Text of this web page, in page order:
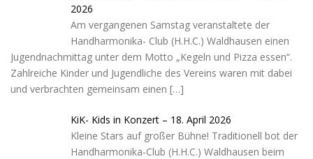
2026
Am vergangenen Samstag veranstaltete der
Handharmonika- Club (H.H.C.) Waldhausen einen
Jugendnachmittag unter dem Motto „Kegeln und Pizza essen“.
Zahlreiche Kinder und Jugendliche des Vereins waren mit dabei
und verbrachten gemeinsam einen […]
KiK- Kids in Konzert – 18. April 2026
Kleine Stars auf großer Bühne! Traditionell bot der
Handharmonika-Club (H.H.C.) Waldhausen beim